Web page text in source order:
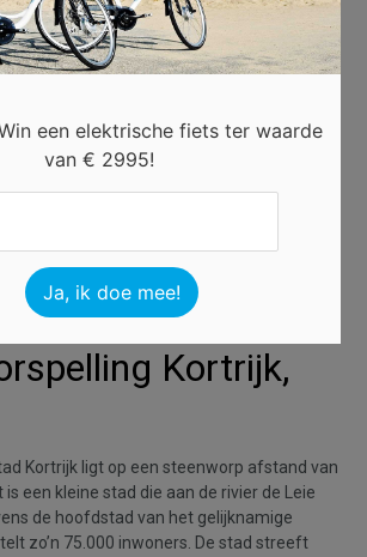
Kortrijk,
Kortrijk,
Kortrijk ligt op een steenworp afstand van
is een kleine stad die aan de rivier de Leie
de hoofdstad van het gelijknamige
zo’n 75.000 inwoners. De stad streeft
een elektrische fiets ter waarde
van € 2995!